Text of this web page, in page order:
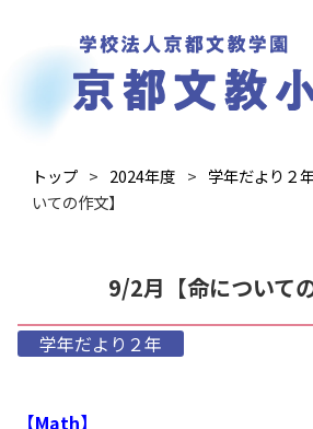
トップ 2024年度 学年だより２
いての作文】
9/2月【命についての
学年だより２年
【Math】